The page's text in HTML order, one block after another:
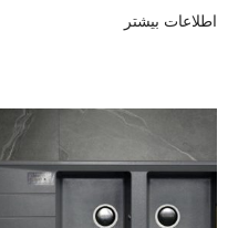
اطلاعات بیشتر